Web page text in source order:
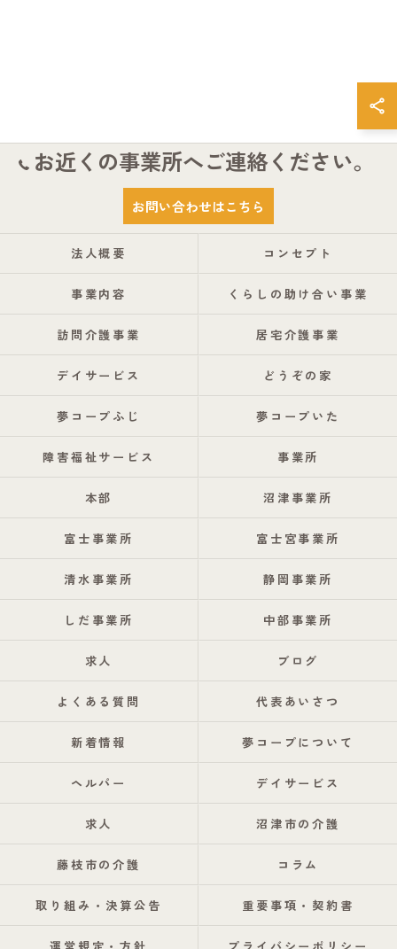
お近くの事業所へご連絡ください。
お問い合わせはこちら
法人概要 コンセプト
事業内容 くらしの助け合い事業
訪問介護事業 居宅介護事業
デイサービス どうぞの家
夢コープふじ 夢コープいた
障害福祉サービス 事業所
本部 沼津事業所
富士事業所 富士宮事業所
清水事業所 静岡事業所
しだ事業所 中部事業所
求人 ブログ
よくある質問 代表あいさつ
新着情報 夢コープについて
ヘルパー デイサービス
求人 沼津市の介護
藤枝市の介護 コラム
取り組み・決算公告 重要事項・契約書